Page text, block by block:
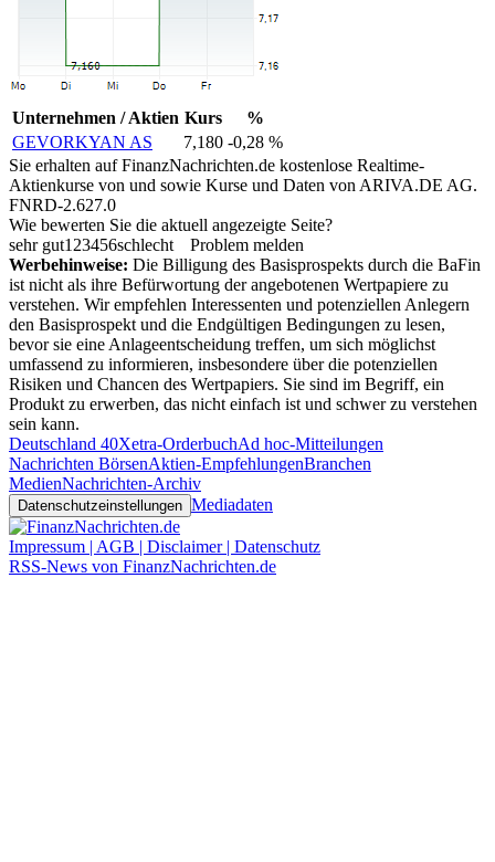
Unternehmen / Aktien Kurs
%
GEVORKYAN AS
7,180 -0,28 %
Sie erhalten auf FinanzNachrichten.de kostenlose Realtime-
Aktienkurse von und sowie Kurse und Daten von ARIVA.DE AG.
FNRD-2.627.0
Wie bewerten Sie die aktuell angezeigte Seite?
sehr gut1 23456schlecht
Problem melden
Werbehinweise: Die Billigung des Basisprospekts durch die BaFin
ist nicht als ihre Befürwortung der angebotenen Wertpapiere zu
verstehen. Wir empfehlen Interessenten und potenziellen Anlegern
den Basisprospekt und die Endgültigen Bedingungen zu lesen,
bevor sie eine Anlageentscheidung treffen, um sich möglichst
umfassend zu informieren, insbesondere über die potenziellen
Risiken und Chancen des Wertpapiers. Sie sind im Begriff, ein
Produkt zu erwerben, das nicht einfach ist und schwer zu verstehen
sein kann.
Deutschland 40Xetra-OrderbuchAd hoc-Mitteilungen
Nachrichten BörsenAktien-EmpfehlungenBranchen
MedienNachrichten-Archiv
Datenschutzeinstellungen Mediadaten
Impressum | AGB | Disclaimer | Datenschutz
RSS-News von FinanzNachrichten.de